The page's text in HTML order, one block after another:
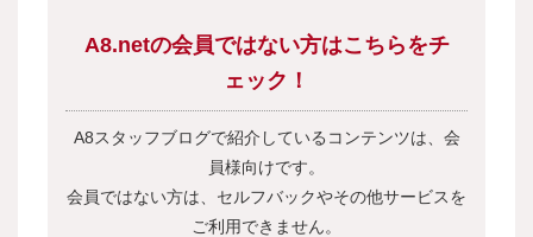
A8.netの会員ではない方はこちらをチ
ェック！
A8スタッフブログで紹介しているコンテンツは、会
員様向けです。
会員ではない方は、セルフバックやその他サービスを
ご利用できません。